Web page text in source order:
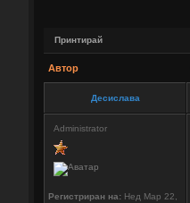
Принтирай
Автор
Десислава
Administrator
Регистриран на: Нед Мар 22,